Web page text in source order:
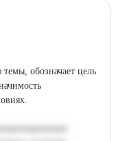
темы, обозначает цель